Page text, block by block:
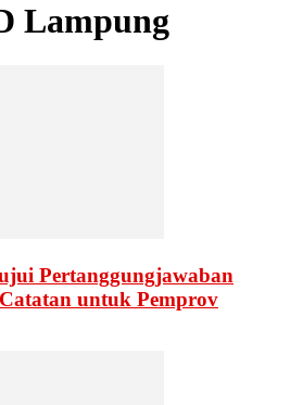
Lampung
Pertanggungjawaban
untuk Pemprov